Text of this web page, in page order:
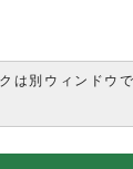
は別ウィンドウ